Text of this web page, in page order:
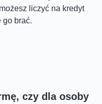
liczyć na kredyt
go brać.
czy dla osoby